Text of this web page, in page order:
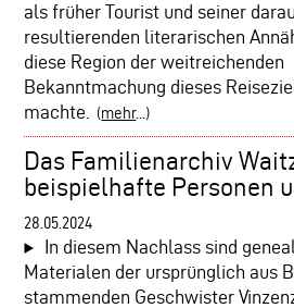
als früher Tourist und seiner
resultierenden literarischen
diese Region der weitreichenden
Bekanntmachung dieses
machte.
(mehr...)
Das Familienarchiv
beispielhafte Personen
28.05.2024
In diesem Nachlass sind
Materialen der ursprünglich aus
stammenden Geschwister